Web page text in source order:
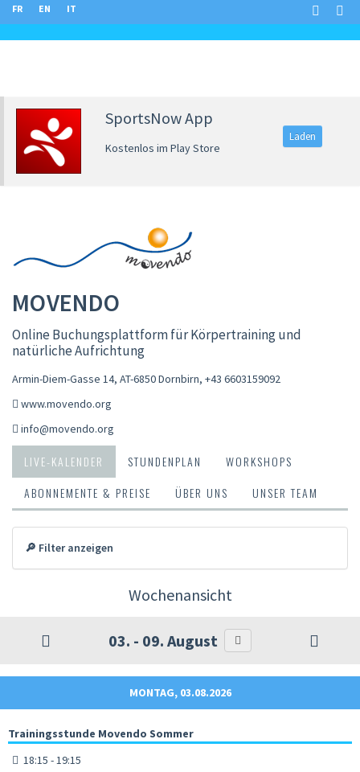
FR EN IT
SportsNow App
Kostenlos im Play Store
Laden
MOVENDO
Online Buchungsplattform für Körpertraining und
natürliche Aufrichtung
Armin-Diem-Gasse 14, AT-6850 Dornbirn, +43 6603159092
www.movendo.org
info@movendo.org
LIVE-KALENDER STUNDENPLAN
WORKSHOPS
ABONNEMENTE & PREISE
ÜBER UNS UNSER TEAM
🔎 Filter anzeigen
Wochenansicht
03. - 09. August
MONTAG, 03.08.2026
Trainingsstunde Movendo Sommer
18:15 - 19:15